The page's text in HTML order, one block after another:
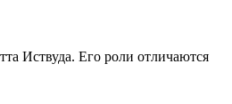
Иствуда. Его роли отличаются